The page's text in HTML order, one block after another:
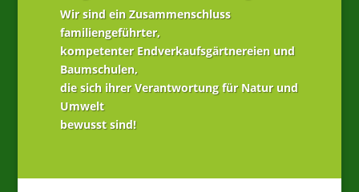
Wir sind ein Zusammenschluss
familiengeführter,
kompetenter Endverkaufsgärtnereien und
Baumschulen,
die sich ihrer Verantwortung für Natur und
Umwelt
bewusst sind!